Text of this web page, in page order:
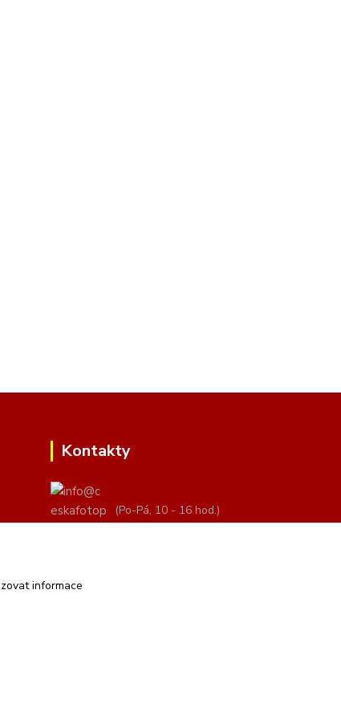
Kontakty
(Po-Pá, 10 - 16 hod.)
informace